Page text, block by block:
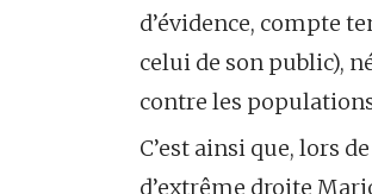
d’évidence, compte
celui de son public),
contre les
C’est ainsi que, lors
d’extrême droite